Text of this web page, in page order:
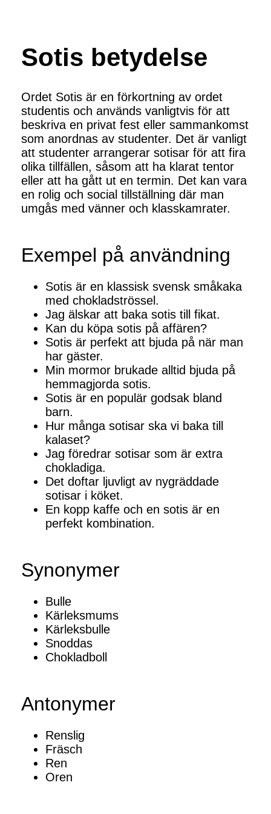
Sotis betydelse
Ordet Sotis är en förkortning av ordet
studentis och används vanligtvis för att
beskriva en privat fest eller sammankomst
som anordnas av studenter. Det är vanligt
att studenter arrangerar sotisar för att fira
olika tillfällen, såsom att ha klarat tentor
eller att ha gått ut en termin. Det kan vara
en rolig och social tillställning där man
umgås med vänner och klasskamrater.
Exempel på användning
Sotis är en klassisk svensk småkaka
med chokladströssel.
Jag älskar att baka sotis till fikat.
Kan du köpa sotis på affären?
Sotis är perfekt att bjuda på när man
har gäster.
Min mormor brukade alltid bjuda på
hemmagjorda sotis.
Sotis är en populär godsak bland
barn.
Hur många sotisar ska vi baka till
kalaset?
Jag föredrar sotisar som är extra
chokladiga.
Det doftar ljuvligt av nygräddade
sotisar i köket.
En kopp kaffe och en sotis är en
perfekt kombination.
Synonymer
Bulle
Kärleksmums
Kärleksbulle
Snoddas
Chokladboll
Antonymer
Renslig
Fräsch
Ren
Oren